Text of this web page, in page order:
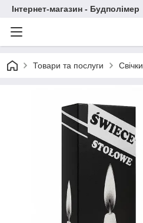
Інтернет-магазин - Будполімер
Товари та послуги Свічки